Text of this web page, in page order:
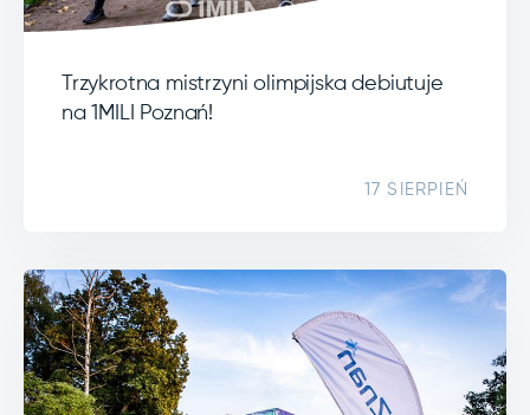
Trzykrotna mistrzyni olimpijska debiutuje
na 1MILI Poznań!
17 SIERPIEŃ